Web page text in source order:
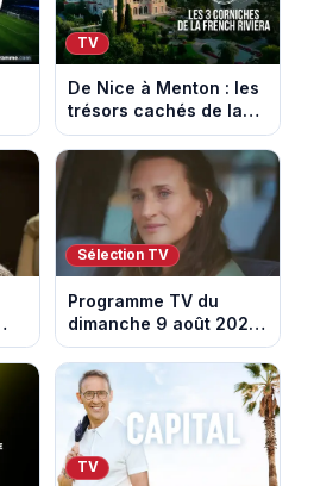
TV
De Nice à Menton : les
trésors cachés de la
French Riviera dévoilés
dans les 100 lieux qu'il
faut voir
Sélection TV
Programme TV du
dimanche 9 août 2026
: notre sélection pour
votre soirée télé
TV